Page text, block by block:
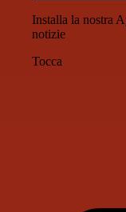
Installa la nostra
notizie
Tocca